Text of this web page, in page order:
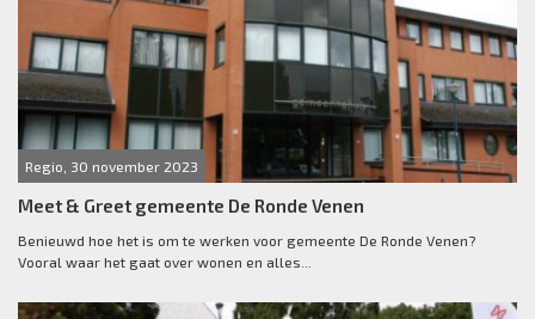
Regio, 30 november 2023
Meet & Greet gemeente De Ronde Venen
Benieuwd hoe het is om te werken voor gemeente De Ronde Venen?
Vooral waar het gaat over wonen en alles...